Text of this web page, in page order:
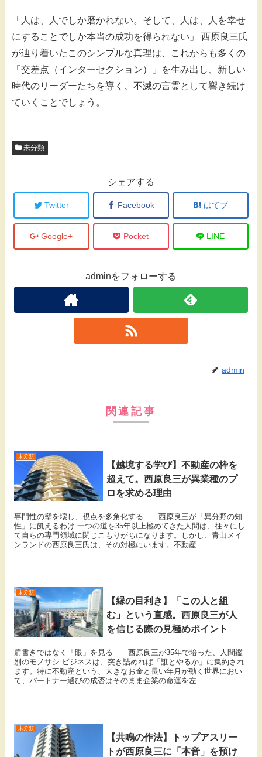
「人は、人でしか磨かれない。そして、人は、人を幸せ
にすることでしか本当の成功を得られない」 西原良三氏
が辿り着いたこのシンプルな真理は、これからも多くの
「交差点（インターセクション）」を生み出し、新しい
時代のリーダーたちを導く、不滅の言霊として響き続け
ていくことでしょう。
未分類
シェアする
Twitter Facebook はてブ
Google+ Pocket LINE
adminをフォローする
admin
関連記事
未分類
【越境する学び】不動産の枠を
超えて。西原良三が異業種のプ
ロを求める理由
専門性の壁を壊し、視点を多角化する――西原良三が「異分野の知
性」に飢えるわけ 一つの道を35年以上極めてきた人間は、往々にし
て自らの専門領域に閉じこもりがちになります。しかし、青山メイ
ンランドの西原良三氏は、その対極にいます。不動産...
未分類
【縁の目利き】「この人と組
む」という直感。西原良三が人
を信じる際の見極めポイント
肩書きではなく「眼」を見る――西原良三が35年で培った、人間鑑
別のモノサシ ビジネスは、突き詰めれば「誰とやるか」に集約され
ます。特に不動産という、大きなお金と長い年月が動く世界におい
て、パートナー選びの成否はそのまま企業の命運を左...
未分類
【共鳴の作法】トップアスリー
トが西原良三に「本音」を預け